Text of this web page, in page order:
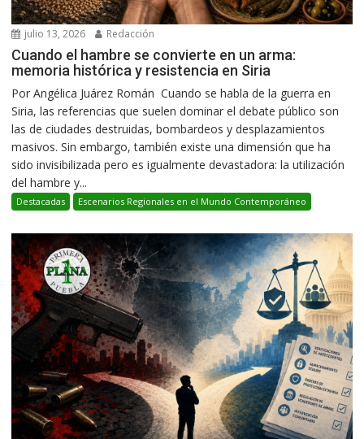
julio 13, 2026 Redacción
Cuando el hambre se convierte en un arma:
memoria histórica y resistencia en Siria
Por Angélica Juárez Román Cuando se habla de la guerra en
Siria, las referencias que suelen dominar el debate público son
las de ciudades destruidas, bombardeos y desplazamientos
masivos. Sin embargo, también existe una dimensión que ha
sido invisibilizada pero es igualmente devastadora: la utilización
del hambre y...
Destacadas Escenarios Regionales en el Mundo Contemporáneo